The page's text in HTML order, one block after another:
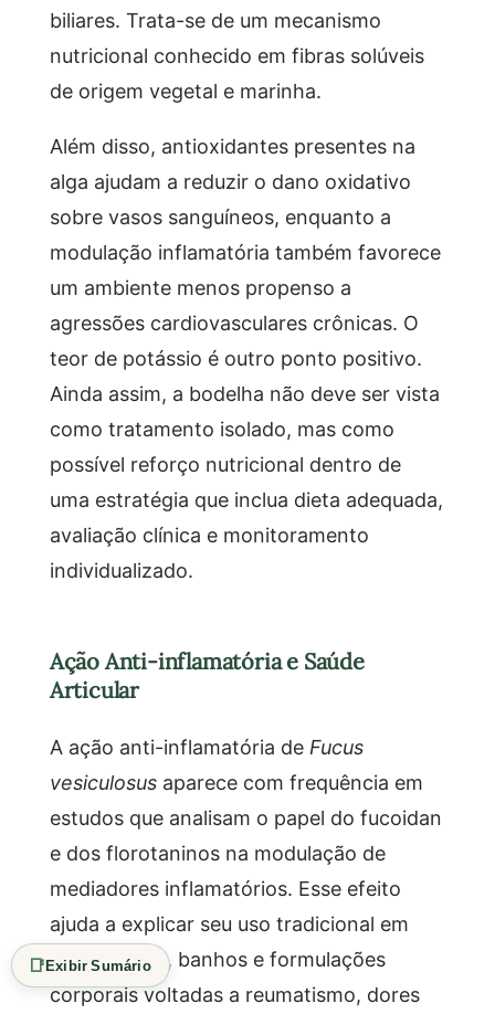
biliares. Trata-se de um mecanismo
nutricional conhecido em fibras solúveis
de origem vegetal e marinha.
Além disso, antioxidantes presentes na
alga ajudam a reduzir o dano oxidativo
sobre vasos sanguíneos, enquanto a
modulação inflamatória também favorece
um ambiente menos propenso a
agressões cardiovasculares crônicas. O
teor de potássio é outro ponto positivo.
Ainda assim, a bodelha não deve ser vista
como tratamento isolado, mas como
possível reforço nutricional dentro de
uma estratégia que inclua dieta adequada,
avaliação clínica e monitoramento
individualizado.
Ação Anti-inflamatória e Saúde
Articular
A ação anti-inflamatória de Fucus
vesiculosusaparece com frequência em
estudos que analisam o papel do fucoidan
e dos florotaninos na modulação de
mediadores inflamatórios. Esse efeito
ajuda a explicar seu uso tradicional em
cataplasmas, banhos e formulações
corporais voltadas a reumatismo, dores
📑Exibir Sumário